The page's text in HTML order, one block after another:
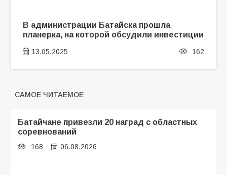
В администрации Батайска прошла
планерка, на которой обсудили инвестиции
13.05.2025 162
САМОЕ ЧИТАЕМОЕ
Батайчане привезли 20 наград с областных
соревнований
168 06.08.2026